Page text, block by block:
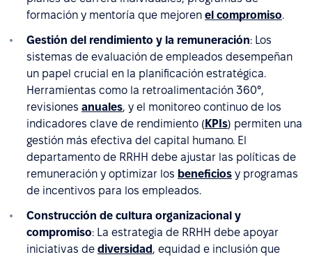
formación y mentoría que mejoren el compromiso.
Gestión del rendimiento y la remuneración: Los
sistemas de evaluación de empleados desempeñan
un papel crucial en la planificación estratégica.
Herramientas como la retroalimentación 360°,
revisiones anuales, y el monitoreo continuo de los
indicadores clave de rendimiento ( KPIs) permiten una
gestión más efectiva del capital humano. El
departamento de RRHH debe ajustar las políticas de
remuneración y optimizar los beneficios y programas
de incentivos para los empleados.
Construcción de cultura organizacional y
compromiso: La estrategia de RRHH debe apoyar
iniciativas de diversidad , equidad e inclusión que